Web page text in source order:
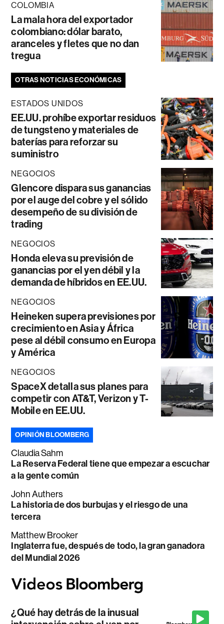
COLOMBIA
La mala hora del exportador
colombiano: dólar barato,
aranceles y fletes que no dan
tregua
OTRAS NOTICIAS ECONÓMICAS
ESTADOS UNIDOS
EE.UU. prohíbe exportar residuos
de tungsteno y materiales de
baterías para reforzar su
suministro
NEGOCIOS
Glencore dispara sus ganancias
por el auge del cobre y el sólido
desempeño de su división de
trading
NEGOCIOS
Honda eleva su previsión de
ganancias por el yen débil y la
demanda de híbridos en EE.UU.
NEGOCIOS
Heineken supera previsiones por
crecimiento en Asia y África
pese al débil consumo en Europa
y América
NEGOCIOS
SpaceX detalla sus planes para
competir con AT&T, Verizon y T-
Mobile en EE.UU.
OPINIÓN BLOOMBERG
Claudia Sahm
La Reserva Federal tiene que empezar a escuchar
a la gente común
John Authers
La historia de dos burbujas y el riesgo de una
tercera
Matthew Brooker
Inglaterra fue, después de todo, la gran ganadora
del Mundial 2026
¿Qué hay detrás de la inusual